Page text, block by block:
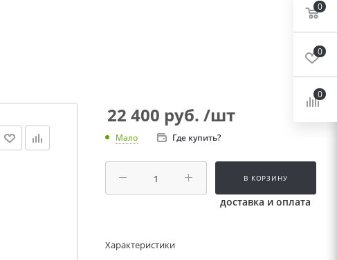
22 400 руб. /шт
Мало Где купить?
В КОРЗИНУ
доставка и оплата
Характеристики
0
0
0